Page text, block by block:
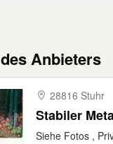
Anbieters
28816 Stuhr
Stabiler
Siehe Fotos ,